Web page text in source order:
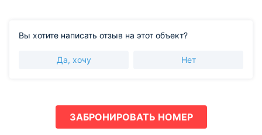
Вы хотите написать отзыв на этот объект?
Да, хочу Нет
ЗАБРОНИРОВАТЬ НОМЕР